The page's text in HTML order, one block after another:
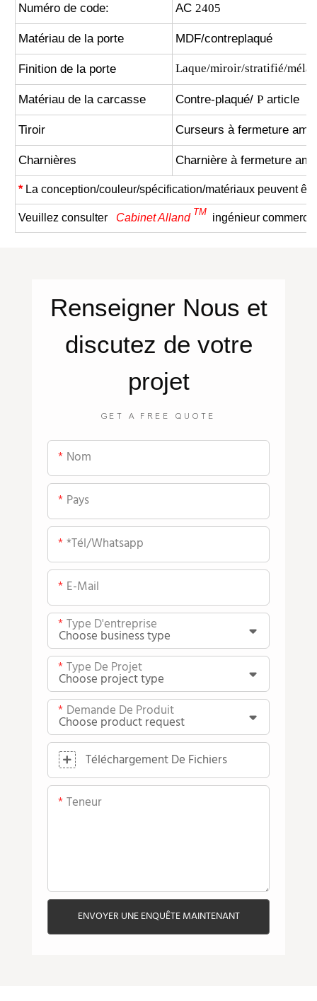
Numéro de code: AC2405
Matériau de la porte MDF/contreplaqué
Finition de la porte Laque/miroir/stratifié/
Matériau de la carcasse Contre-plaqué/P article
Tiroir Curseurs à fermeture
Charnières Charnière à fermeture
* La conception/couleur/spécification/matériaux peuvent
Veuillez consulter Cabinet Alland
TM
ingénieur
Renseigner Nous et
discutez de votre
projet
GET A FREE QUOTE
Nom
Pays
*tél/whatsapp
E-Mail
Type D'entreprise
Type De Projet
Demande De Produit
Téléchargement De Fichiers
Teneur
ENVOYER UNE ENQUÊTE MAINTENANT